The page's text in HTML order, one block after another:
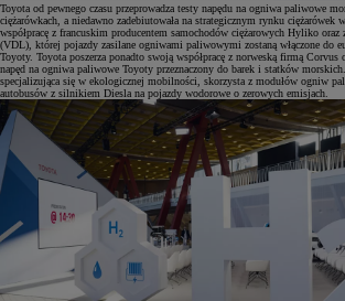
Toyota od pewnego czasu przeprowadza testy napędu na ogniwa paliwowe
ciężarówkach, a niedawno zadebiutowała na strategicznym rynku ciężarówek
współpracę z francuskim producentem samochodów ciężarowych Hyliko
(VDL), której pojazdy zasilane ogniwami paliwowymi zostaną włączone do
Toyoty. Toyota poszerza ponadto swoją współpracę z norweską firmą
napęd na ogniwa paliwowe Toyoty przeznaczony do barek i statków
specjalizująca się w ekologicznej mobilności, skorzysta z modułów ogniw
autobusów z silnikiem Diesla na pojazdy wodorowe o zerowych emisjach.